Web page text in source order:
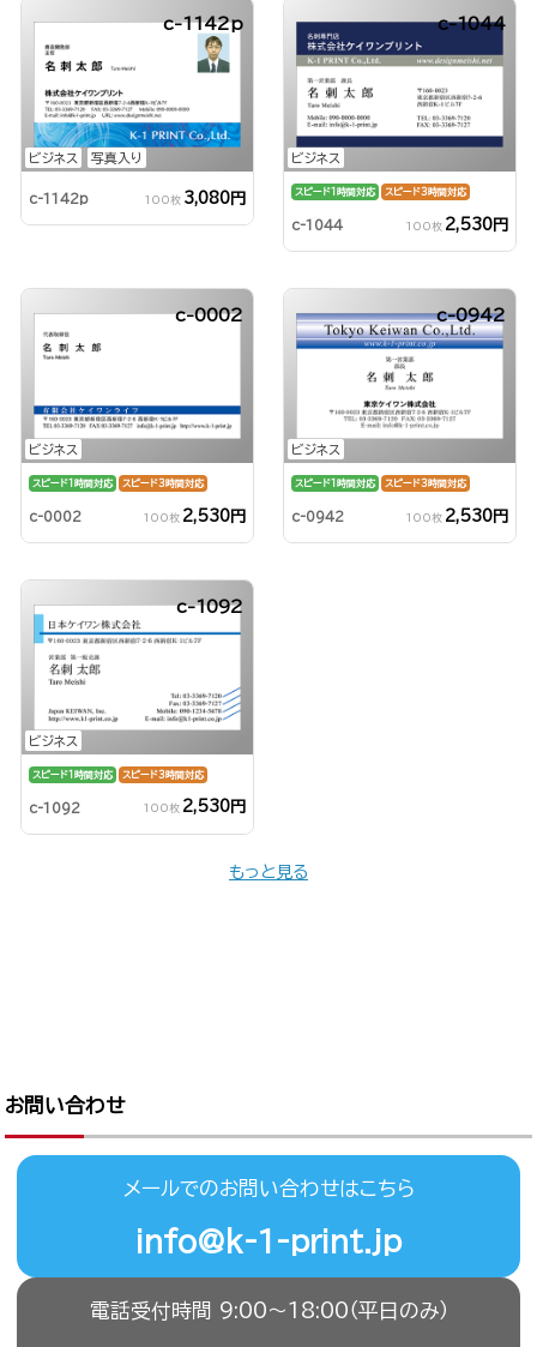
ビジネス 写真入り
c-1142p
c-1142p 100枚 3,080円
ビジネス
c-1044
スピード1時間対応 スピード3時間対応
c-1044 100枚 2,530円
ビジネス
c-0002
スピード1時間対応 スピード3時間対応
c-0002 100枚 2,530円
ビジネス
c-0942
スピード1時間対応 スピード3時間対応
c-0942 100枚 2,530円
ビジネス
c-1092
スピード1時間対応 スピード3時間対応
c-1092 100枚 2,530円
もっと見る
お問い合わせ
メールでのお問い合わせはこちら
info@k-1-print.jp
電話受付時間 9:00〜18:00（平日のみ）